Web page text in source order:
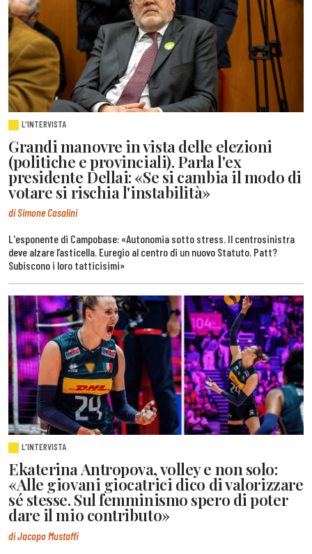
L'INTERVISTA
Grandi manovre in vista delle elezioni
(politiche e provinciali). Parla l'ex
presidente Dellai: «Se si cambia il modo di
votare si rischia l'instabilità»
di Simone Casalini
L'esponente di Campobase: «Autonomia sotto stress. Il centrosinistra
deve alzare l’asticella. Euregio al centro di un nuovo Statuto. Patt?
Subiscono i loro tatticisimi»
L'INTERVISTA
Ekaterina Antropova, volley e non solo:
«Alle giovani giocatrici dico di valorizzare
sé stesse. Sul femminismo spero di poter
dare il mio contributo»
di Jacopo Mustaffi